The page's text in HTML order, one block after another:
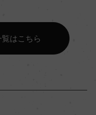
ンジ 2020 金賞
はこちら